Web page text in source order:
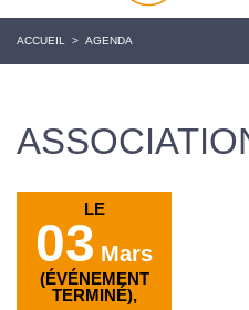
ACCUEIL > AGENDA
LE
03 Mars
(ÉVÉNEMENT
TERMINÉ),